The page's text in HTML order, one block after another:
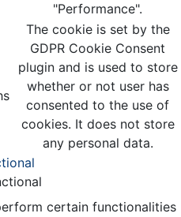
"Performance".
The cookie is set by the
GDPR Cookie Consent
plugin and is used to store
whether or not user has
consented to the use of
cookies. It does not store
any personal data.
certain functionalities